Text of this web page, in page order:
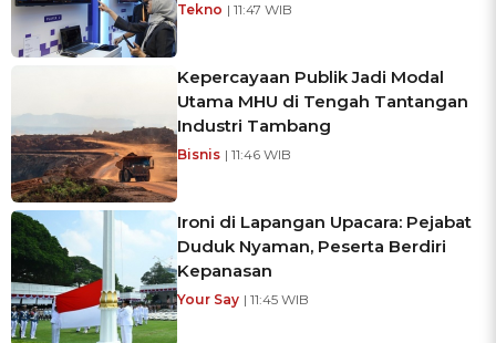
Tekno | 11:47 WIB
Kepercayaan Publik Jadi Modal
Utama MHU di Tengah Tantangan
Industri Tambang
Bisnis | 11:46 WIB
Ironi di Lapangan Upacara: Pejabat
Duduk Nyaman, Peserta Berdiri
Kepanasan
Your Say | 11:45 WIB